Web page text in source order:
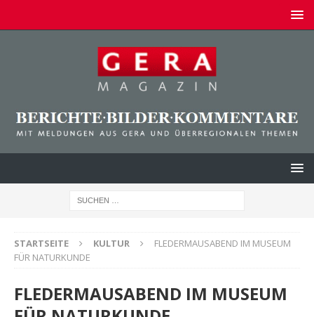
STARTSEITE KULTUR
FLEDERMAUSABEND IM MUSEUM
FÜR NATURKUNDE
FLEDERMAUSABEND IM MUSEUM